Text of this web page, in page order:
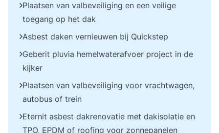
Plaatsen van valbeveiliging en een veilige
toegang op het dak
Asbest daken vernieuwen bij Quickstep
Geberit pluvia hemelwaterafvoer project in de
kijker
Plaatsen van valbeveiliging voor vrachtwagen,
autobus of trein
Eternit asbest dakrenovatie met dakisolatie en
TPO, EPDM of roofing voor zonnepanelen